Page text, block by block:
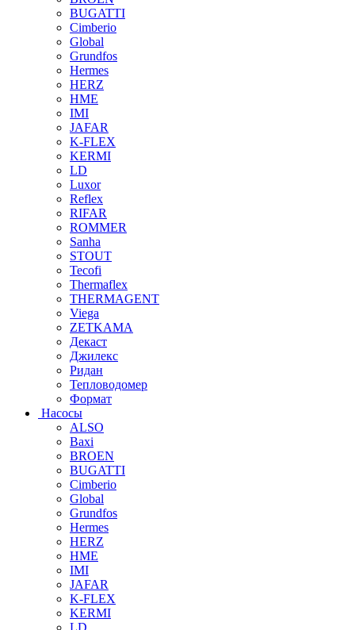
BUGATTI
Cimberio
Global
Grundfos
Hermes
HERZ
HME
IMI
JAFAR
K-FLEX
KERMI
LD
Luxor
Reflex
RIFAR
ROMMER
Sanha
STOUT
Tecofi
Thermaflex
THERMAGENT
Viega
ZETKAMA
Декаст
Джилекс
Ридан
Тепловодомер
Формат
Насосы
ALSO
Baxi
BROEN
BUGATTI
Cimberio
Global
Grundfos
Hermes
HERZ
HME
IMI
JAFAR
K-FLEX
KERMI
LD